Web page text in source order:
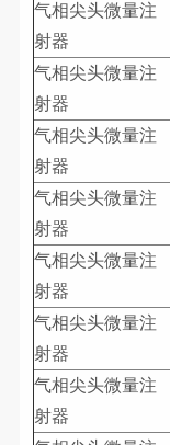
气相尖头微量注
射器
气相尖头微量注
射器
气相尖头微量注
射器
气相尖头微量注
射器
气相尖头微量注
射器
气相尖头微量注
射器
气相尖头微量注
射器